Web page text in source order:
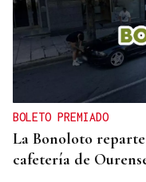
BOLETO PREMIADO
La Bonoloto reparte
cafetería de